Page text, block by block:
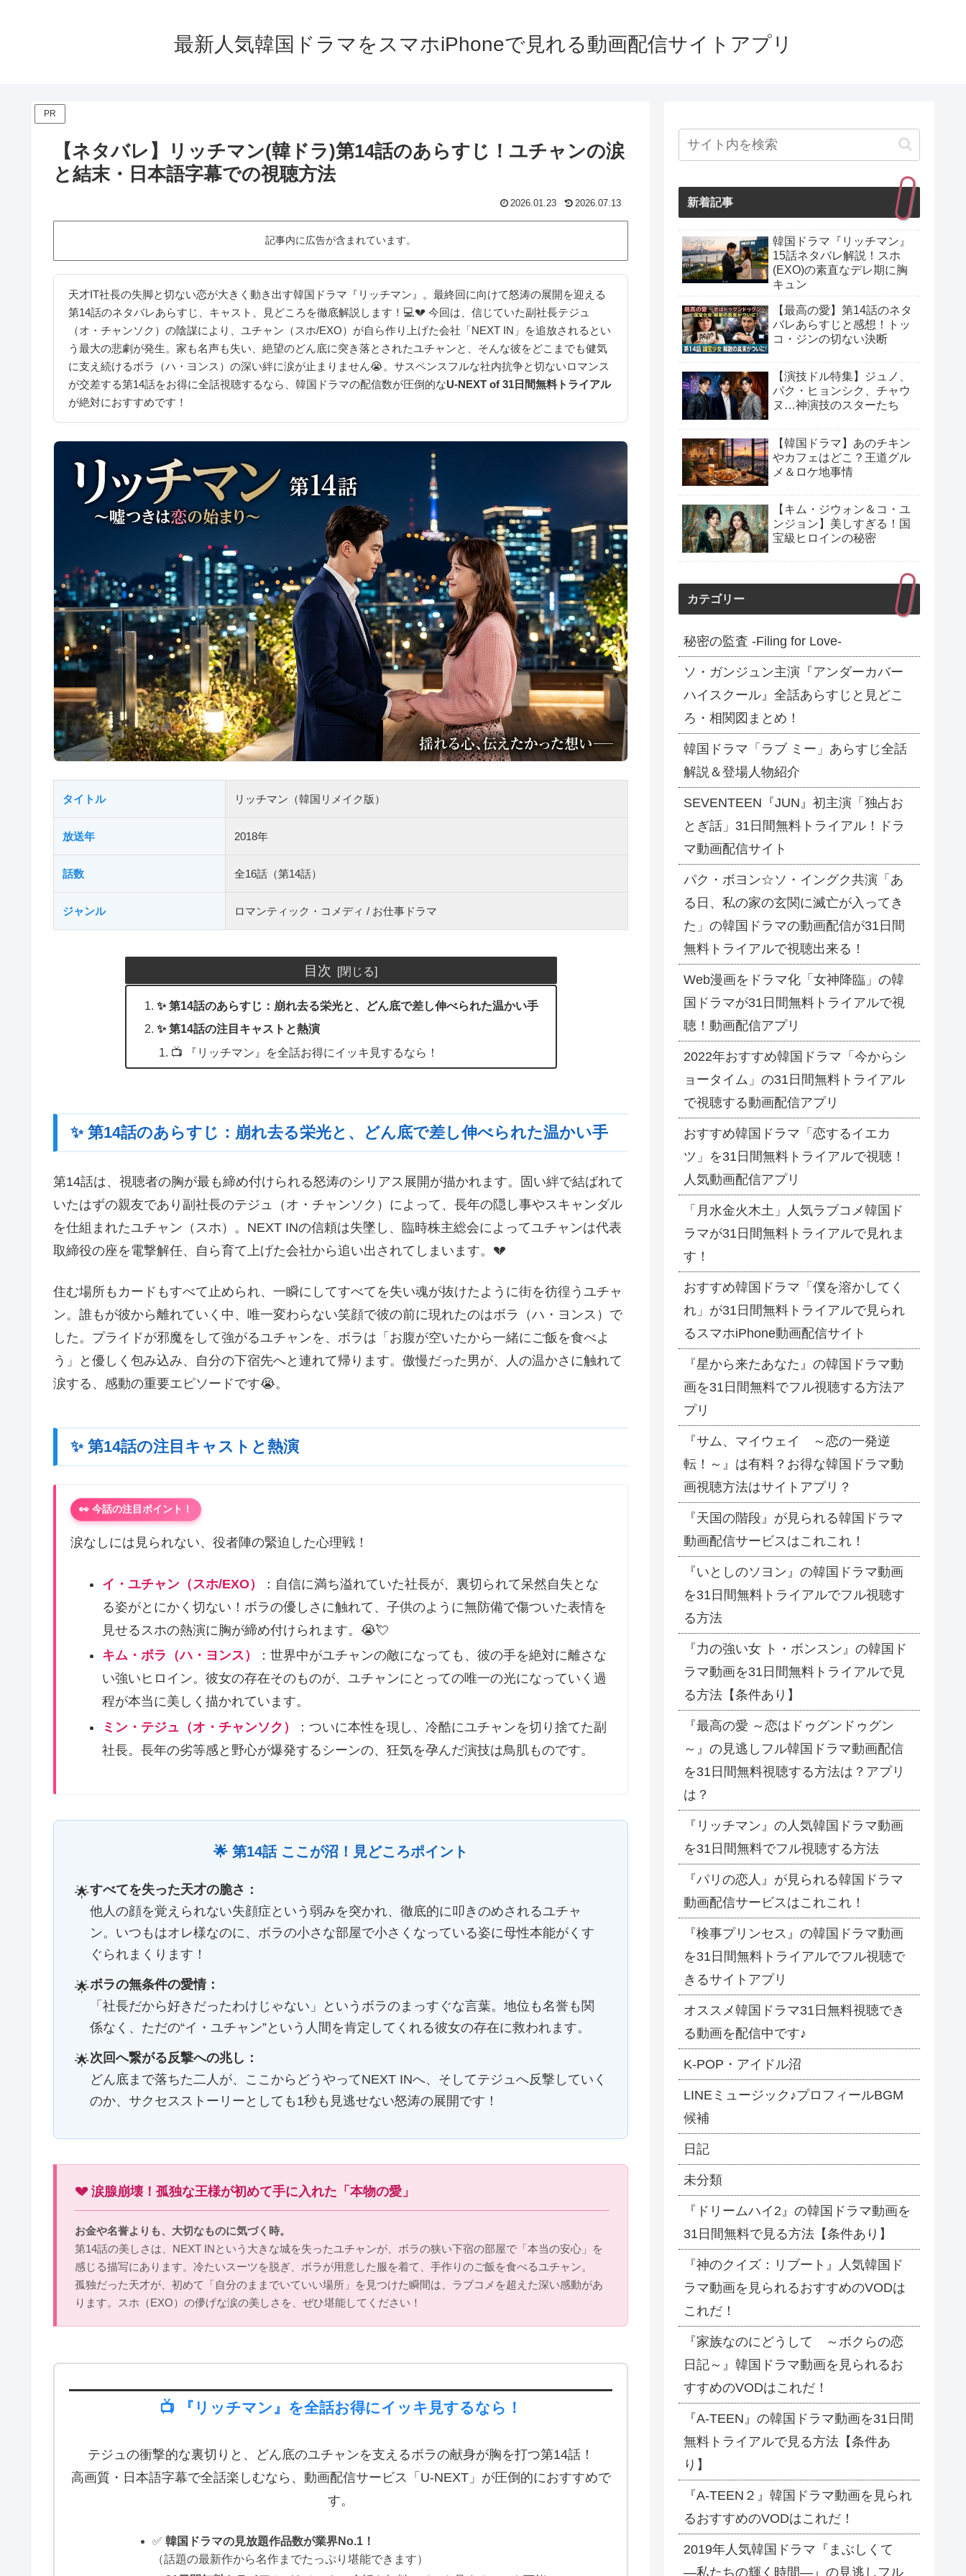
最新人気韓国ドラマをスマホiPhoneで見れる動画配信サイトアプリ
PR
​【ネタバレ】リッチマン(韓ドラ)第14話のあらすじ！ユチャンの涙
と結末・日本語字幕での視聴方法
2026.01.23 2026.07.13
記事内に広告が含まれています。
天才IT社長の失脚と切ない恋が大きく動き出す韓国ドラマ『リッチマン』。最終回に向けて怒涛の展開を迎える
第14話のネタバレあらすじ、キャスト、見どころを徹底解説します！💻💔 今回は、信じていた副社長テジュ
（オ・チャンソク）の陰謀により、ユチャン（スホ/EXO）が自ら作り上げた会社「NEXT IN」を追放されるとい
う最大の悲劇が発生。家も名声も失い、絶望のどん底に突き落とされたユチャンと、そんな彼をどこまでも健気
に支え続けるボラ（ハ・ヨンス）の深い絆に涙が止まりません😭。サスペンスフルな社内抗争と切ないロマンス
が交差する第14話をお得に全話視聴するなら、韓国ドラマの配信数が圧倒的なU-NEXT of 31日間無料トライアル
が絶対におすすめです！
タイトル リッチマン（韓国リメイク版）
放送年 2018年
話数 全16話（第14話）
ジャンル ロマンティック・コメディ / お仕事ドラマ
目次
✨ 第14話のあらすじ：崩れ去る栄光と、どん底で差し伸べられた温かい手
✨ 第14話の注目キャストと熱演
📺 『リッチマン』を全話お得にイッキ見するなら！
✨ 第14話のあらすじ：崩れ去る栄光と、どん底で差し伸べられた温かい手
第14話は、視聴者の胸が最も締め付けられる怒涛のシリアス展開が描かれます。固い絆で結ばれて
いたはずの親友であり副社長のテジュ（オ・チャンソク）によって、長年の隠し事やスキャンダル
を仕組まれたユチャン（スホ）。NEXT INの信頼は失墜し、臨時株主総会によってユチャンは代表
取締役の座を電撃解任、自ら育て上げた会社から追い出されてしまいます。💔
住む場所もカードもすべて止められ、一瞬にしてすべてを失い魂が抜けたように街を彷徨うユチャ
ン。誰もが彼から離れていく中、唯一変わらない笑顔で彼の前に現れたのはボラ（ハ・ヨンス）で
した。プライドが邪魔をして強がるユチャンを、ボラは「お腹が空いたから一緒にご飯を食べよ
う」と優しく包み込み、自分の下宿先へと連れて帰ります。傲慢だった男が、人の温かさに触れて
涙する、感動の重要エピソードです😭。
✨ 第14話の注目キャストと熱演
👀 今話の注目ポイント！
涙なしには見られない、役者陣の緊迫した心理戦！
イ・ユチャン（スホ/EXO）
：自信に満ち溢れていた社長が、裏切られて呆然自失とな
る姿がとにかく切ない！ボラの優しさに触れて、子供のように無防備で傷ついた表情を
見せるスホの熱演に胸が締め付けられます。😭💘
キム・ボラ（ハ・ヨンス）
：世界中がユチャンの敵になっても、彼の手を絶対に離さな
い強いヒロイン。彼女の存在そのものが、ユチャンにとっての唯一の光になっていく過
程が本当に美しく描かれています。
ミン・テジュ（オ・チャンソク）
：ついに本性を現し、冷酷にユチャンを切り捨てた副
社長。長年の劣等感と野心が爆発するシーンの、狂気を孕んだ演技は鳥肌ものです。
🌟 第14話 ここが沼！見どころポイント
🌟すべてを失った天才の脆さ：
他人の顔を覚えられない失顔症という弱みを突かれ、徹底的に叩きのめされるユチャ
ン。いつもはオレ様なのに、ボラの小さな部屋で小さくなっている姿に母性本能がくす
ぐられまくります！
🌟ボラの無条件の愛情：
「社長だから好きだったわけじゃない」というボラのまっすぐな言葉。地位も名誉も関
係なく、ただの“イ・ユチャン”という人間を肯定してくれる彼女の存在に救われます。
🌟次回へ繋がる反撃への兆し：
どん底まで落ちた二人が、ここからどうやってNEXT INへ、そしてテジュへ反撃していく
のか、サクセスストーリーとしても1秒も見逃せない怒涛の展開です！
💔 涙腺崩壊！孤独な王様が初めて手に入れた「本物の愛」
お金や名誉よりも、大切なものに気づく時。
第14話の美しさは、NEXT INという大きな城を失ったユチャンが、ボラの狭い下宿の部屋で「本当の安心」を
感じる描写にあります。冷たいスーツを脱ぎ、ボラが用意した服を着て、手作りのご飯を食べるユチャン。
孤独だった天才が、初めて「自分のままでいていい場所」を見つけた瞬間は、ラブコメを超えた深い感動があ
ります。スホ（EXO）の儚げな涙の美しさを、ぜひ堪能してください！
📺 『リッチマン』を全話お得にイッキ見するなら！
テジュの衝撃的な裏切りと、どん底のユチャンを支えるボラの献身が胸を打つ第14話！
高画質・日本語字幕で全話楽しむなら、動画配信サービス「U-NEXT」が圧倒的におすすめで
す。
✅ 韓国ドラマの見放題作品数が業界No.1！
（話題の最新作から名作までたっぷり堪能できます）
新着記事
韓国ドラマ『リッチマン』
15話ネタバレ解説！スホ
(EXO)の素直なデレ期に胸
キュン
【最高の愛】第14話のネタ
バレあらすじと感想！トッ
コ・ジンの切ない決断
【演技ドル特集】ジュノ、
パク・ヒョンシク、チャウ
ヌ…神演技のスターたち
【韓国ドラマ】あのチキン
やカフェはどこ？王道グル
メ＆ロケ地事情
【キム・ジウォン＆コ・ユ
ンジョン】美しすぎる！国
宝級ヒロインの秘密
カテゴリー
秘密の監査 -Filing for Love-
ソ・ガンジュン主演『アンダーカバー
ハイスクール』全話あらすじと見どこ
ろ・相関図まとめ！
韓国ドラマ「ラブ ミー」あらすじ全話
解説＆登場人物紹介
SEVENTEEN『JUN』初主演「独占お
とぎ話」31日間無料トライアル！ドラ
マ動画配信サイト
パク・ボヨン☆ソ・イングク共演「あ
る日、私の家の玄関に滅亡が入ってき
た」の韓国ドラマの動画配信が31日間
無料トライアルで視聴出来る！
Web漫画をドラマ化「女神降臨」の韓
国ドラマが31日間無料トライアルで視
聴！動画配信アプリ
2022年おすすめ韓国ドラマ「今からシ
ョータイム」の31日間無料トライアル
で視聴する動画配信アプリ
おすすめ韓国ドラマ「恋するイエカ
ツ」を31日間無料トライアルで視聴！
人気動画配信アプリ
「月水金火木土」人気ラブコメ韓国ド
ラマが31日間無料トライアルで見れま
す！
おすすめ韓国ドラマ「僕を溶かしてく
れ」が31日間無料トライアルで見られ
るスマホiPhone動画配信サイト
『星から来たあなた』の韓国ドラマ動
画を31日間無料でフル視聴する方法ア
プリ
『サム、マイウェイ ～恋の一発逆
転！～』は有料？お得な韓国ドラマ動
画視聴方法はサイトアプリ？
『天国の階段』が見られる韓国ドラマ
動画配信サービスはこれこれ！
『いとしのソヨン』の韓国ドラマ動画
を31日間無料トライアルでフル視聴す
る方法
『力の強い女 ト・ボンスン』の韓国ド
ラマ動画を31日間無料トライアルで見
る方法【条件あり】
『最高の愛 ～恋はドゥグンドゥグン
～』の見逃しフル韓国ドラマ動画配信
を31日間無料視聴する方法は？アプリ
は？
『リッチマン』の人気韓国ドラマ動画
を31日間無料でフル視聴する方法
『パリの恋人』が見られる韓国ドラマ
動画配信サービスはこれこれ！
『検事プリンセス』の韓国ドラマ動画
を31日間無料トライアルでフル視聴で
きるサイトアプリ
オススメ韓国ドラマ31日無料視聴でき
る動画を配信中です♪
​K-POP・アイドル沼
LINEミュージック♪プロフィールBGM
候補
日記
未分類
『ドリームハイ2』の韓国ドラマ動画を
31日間無料で見る方法【条件あり】
『神のクイズ：リブート』人気韓国ド
ラマ動画を見られるおすすめのVODは
これだ！
『家族なのにどうして ～ボクらの恋
日記～』韓国ドラマ動画を見られるお
すすめのVODはこれだ！
『A-TEEN』の韓国ドラマ動画を31日間
無料トライアルで見る方法【条件あ
り】
『A-TEEN２』韓国ドラマ動画を見られ
るおすすめのVODはこれだ！
2019年人気韓国ドラマ『まぶしくて
―私たちの輝く時間―』の見逃しフル